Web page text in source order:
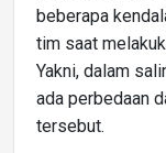
beberapa
tim saat
Yakni, dalam
ada perbedaan
tersebut.